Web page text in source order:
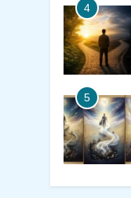
4
5
6